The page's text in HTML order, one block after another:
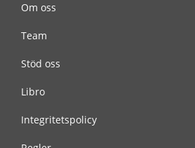
Om oss
Team
Stöd oss
Libro
Integritetspolicy